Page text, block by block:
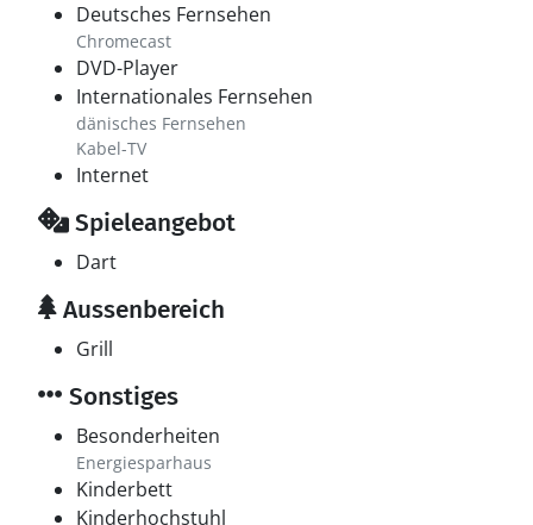
Deutsches Fernsehen
Chromecast
DVD-Player
Internationales Fernsehen
dänisches Fernsehen
Kabel-TV
Internet
Spieleangebot
Dart
Aussenbereich
Grill
Sonstiges
Besonderheiten
Energiesparhaus
Kinderbett
Kinderhochstuhl